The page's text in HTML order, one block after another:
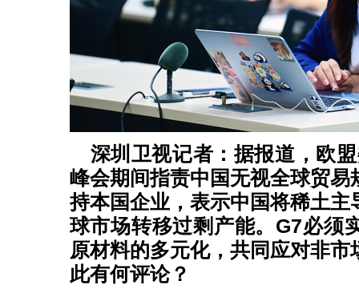
深圳卫视记者：据报道，欧
峰会期间指责中国无视全球贸易
持本国企业，表示中国将稀土主
球市场转移过剩产能。G7必须
原材料的多元化，共同应对非
此有何评论？